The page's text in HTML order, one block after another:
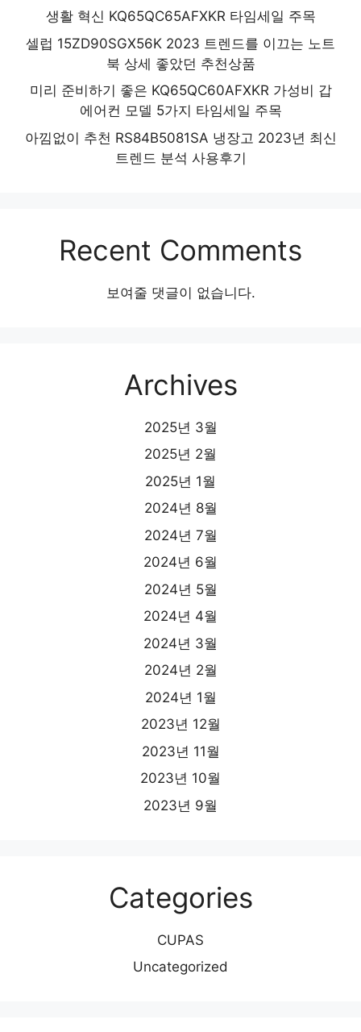
생활 혁신 KQ65QC65AFXKR 타임세일 주목
셀럽 15ZD90SGX56K 2023 트렌드를 이끄는 노트
북 상세 좋았던 추천상품
미리 준비하기 좋은 KQ65QC60AFXKR 가성비 갑
에어컨 모델 5가지 타임세일 주목
아낌없이 추천 RS84B5081SA 냉장고 2023년 최신
트렌드 분석 사용후기
Recent Comments
보여줄 댓글이 없습니다.
Archives
2025년 3월
2025년 2월
2025년 1월
2024년 8월
2024년 7월
2024년 6월
2024년 5월
2024년 4월
2024년 3월
2024년 2월
2024년 1월
2023년 12월
2023년 11월
2023년 10월
2023년 9월
Categories
CUPAS
Uncategorized